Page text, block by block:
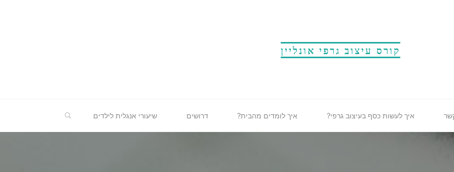
קורס עיצוב גרפי אונליין
איך לעשות כסף בעיצוב גרפי? איך לומדים מהבית? דרושים שיעורי אנגלית לילדים